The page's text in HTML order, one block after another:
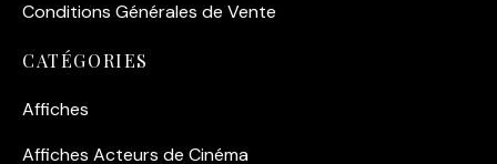
Conditions Générales de Vente
CATÉGORIES
Affiches
Affiches Acteurs de Cinéma